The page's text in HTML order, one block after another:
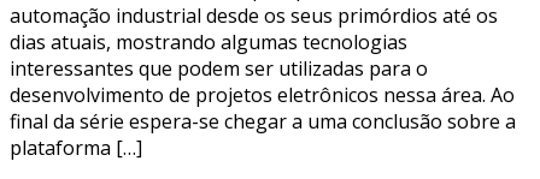
automação industrial desde os seus primórdios até os
dias atuais, mostrando algumas tecnologias
interessantes que podem ser utilizadas para o
desenvolvimento de projetos eletrônicos nessa área. Ao
final da série espera-se chegar a uma conclusão sobre a
plataforma […]